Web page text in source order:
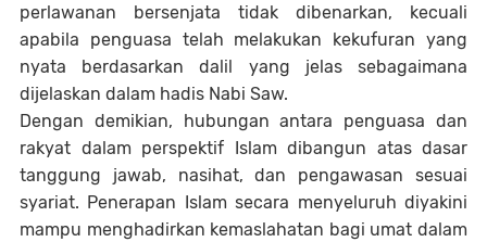
perlawanan bersenjata tidak dibenarkan, kecuali
apabila penguasa telah melakukan kekufuran yang
nyata berdasarkan dalil yang jelas sebagaimana
dijelaskan dalam hadis Nabi Saw.
Dengan demikian, hubungan antara penguasa dan
rakyat dalam perspektif Islam dibangun atas dasar
tanggung jawab, nasihat, dan pengawasan sesuai
syariat. Penerapan Islam secara menyeluruh diyakini
mampu menghadirkan kemaslahatan bagi umat dalam